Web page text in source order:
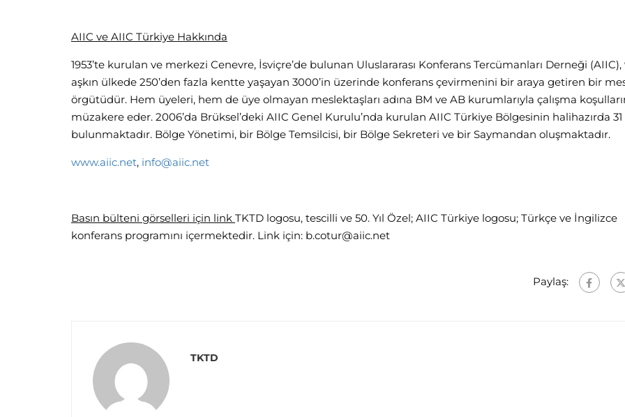
AIIC ve AIIC Türkiye Hakkında
1953’te kurulan ve merkezi Cenevre, İsviçre’de bulunan Uluslararası Konferans Tercümanları Derneği (AIIC),
aşkın ülkede 250’den fazla kentte yaşayan 3000’in üzerinde konferans çevirmenini bir araya getiren bir
örgütüdür. Hem üyeleri, hem de üye olmayan meslektaşları adına BM ve AB kurumlarıyla çalışma
müzakere eder. 2006’da Brüksel’deki AIIC Genel Kurulu’nda kurulan AIIC Türkiye Bölgesinin halihazırda 31
bulunmaktadır. Bölge Yönetimi, bir Bölge Temsilcisi, bir Bölge Sekreteri ve bir Saymandan oluşmaktadır.
www.aiic.net, info@aiic.net
Basın bülteni görselleri için link TKTD logosu, tescilli ve 50. Yıl Özel; AIIC Türkiye logosu; Türkçe ve İngilizce
konferans programını içermektedir. Link için: b.cotur@aiic.net
Paylaş:
TKTD